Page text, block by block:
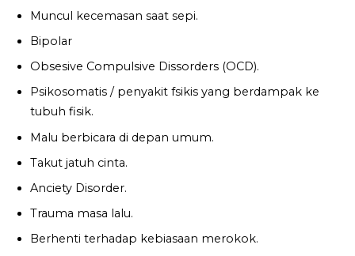
Muncul kecemasan saat sepi.
Bipolar
Obsesive Compulsive Dissorders (OCD).
Psikosomatis / penyakit fsikis yang berdampak ke
tubuh fisik.
Malu berbicara di depan umum.
Takut jatuh cinta.
Anciety Disorder.
Trauma masa lalu.
Berhenti terhadap kebiasaan merokok.